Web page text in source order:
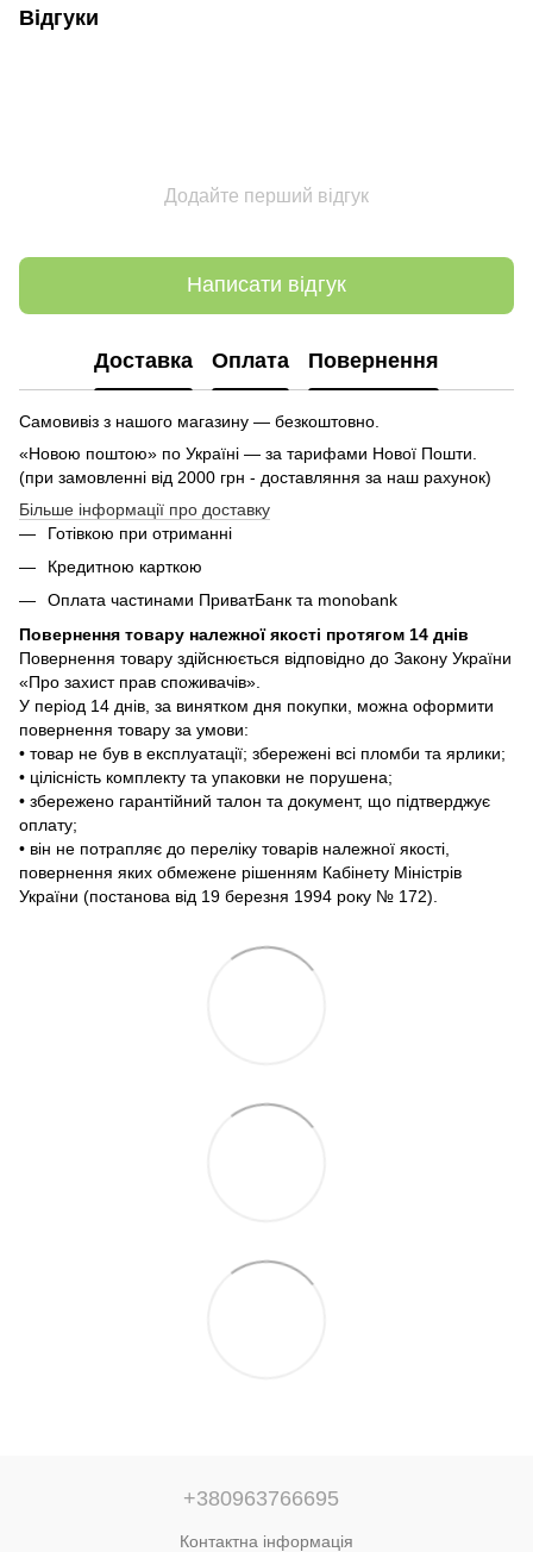
Відгуки
Додайте перший відгук
Написати відгук
Доставка Оплата Повернення
Самовивіз з нашого магазину — безкоштовно.
«Новою поштою» по Україні — за тарифами Нової Пошти.
(при замовленні від 2000 грн - доставляння за наш рахунок)
Більше інформації про доставку
Готівкою при отриманні
Кредитною карткою
Оплата частинами ПриватБанк та monobank
Повернення товару належної якості протягом 14 днів
Повернення товару здійснюється відповідно до Закону України
«Про захист прав споживачів».
У період 14 днів, за винятком дня покупки, можна оформити
повернення товару за умови:
• товар не був в експлуатації; збережені всі пломби та ярлики;
• цілісність комплекту та упаковки не порушена;
• збережено гарантійний талон та документ, що підтверджує
оплату;
• він не потрапляє до переліку товарів належної якості,
повернення яких обмежене рішенням Кабінету Міністрів
України (постанова від 19 березня 1994 року № 172).
+380963766695
Контактна інформація